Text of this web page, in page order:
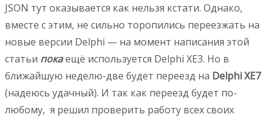
JSON тут оказывается как нельзя кстати. Однако,
вместе с этим, не сильно торопились переезжать на
новые версии Delphi — на момент написания этой
статьи покаещё используется Delphi XE3. Но в
ближайшую неделю-две будет переезд на Delphi XE7
(надеюсь удачный). И так как переезд будет по-
любому, я решил проверить работу всех своих